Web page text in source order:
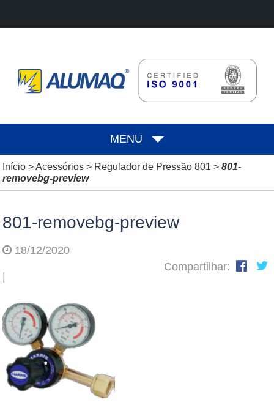
MENU
Início>Acessórios> Regulador de Pressão 801 > 801-
removebg-preview
801-removebg-preview
18/12/2020
|
Compartilhar: